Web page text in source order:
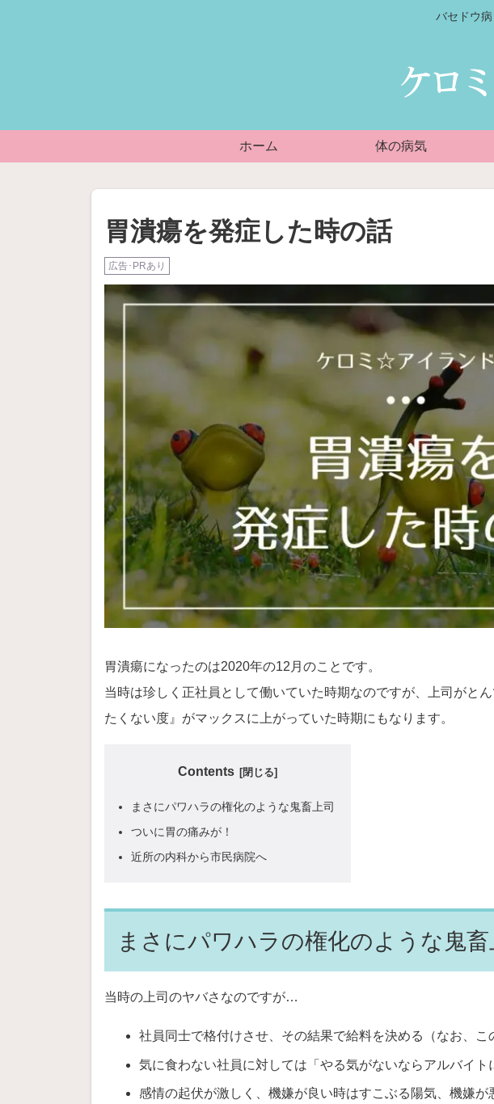
バセドウ
ホーム 体の病気
胃潰瘍を発症した時の話
胃潰瘍になったのは2020年の12月のことです。
当時は珍しく正社員として働いていた時期なのですが、上司がと
たくない度』がマックスに上がっていた時期にもなります。
Contents
まさにパワハラの権化のような鬼畜上司
ついに胃の痛みが！
近所の内科から市民病院へ
まさにパワハラの権化のような鬼畜
当時の上司のヤバさなのですが…
社員同士で格付けさせ、その結果で給料を決める（なお、こ
気に食わない社員に対しては「やる気がないならアルバイト
感情の起伏が激しく、機嫌が良い時はすこぶる陽気、機嫌が